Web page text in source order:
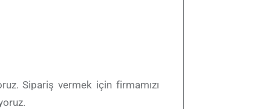
Sipariş vermek için firmamızı